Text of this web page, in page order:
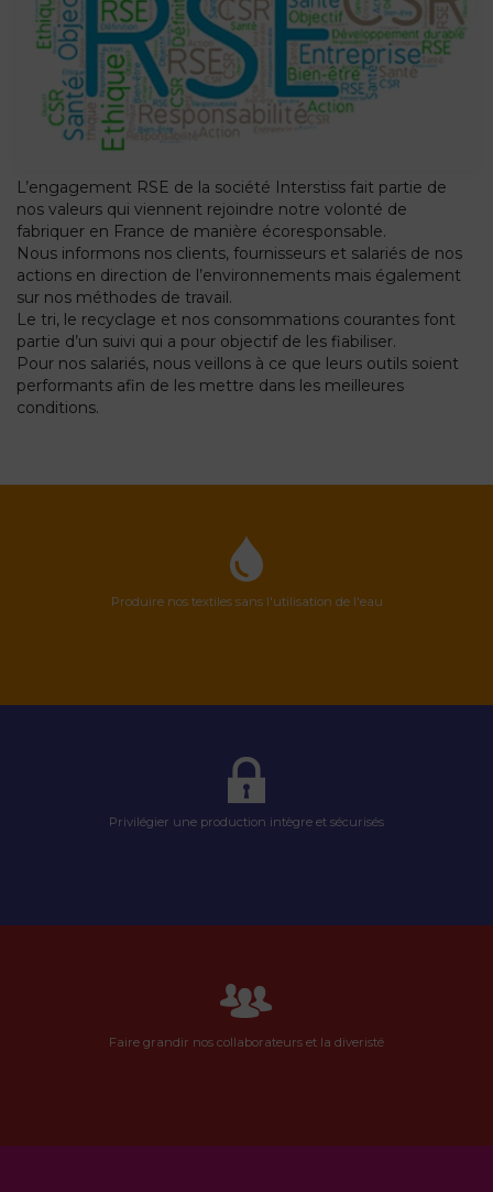
L’engagement RSE de la société Interstiss fait partie de
nos valeurs qui viennent rejoindre notre volonté de
fabriquer en France de manière écoresponsable.
Nous informons nos clients, fournisseurs et salariés de nos
actions en direction de l’environnements mais également
sur nos méthodes de travail.
Le tri, le recyclage et nos consommations courantes font
partie d’un suivi qui a pour objectif de les fiabiliser.
Pour nos salariés, nous veillons à ce que leurs outils soient
performants afin de les mettre dans les meilleures
conditions.
Produire nos textiles sans l'utilisation de l'eau
Privilégier une production intègre et sécurisés
Faire grandir nos collaborateurs et la diveristé